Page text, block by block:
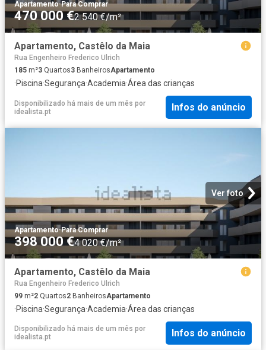
Apartamento·Para Comprar
470 000 €2 540 €/m²
Apartamento, Castêlo da Maia
Rua Engenheiro Frederico Ulrich
185 m²3 Quartos3 BanheirosApartamento
·Piscina·Segurança·Academia·Área das crianças
Disponibilizado há mais de um mês por
idealista.pt
Infos do anúncio
Ver foto
Apartamento·Para Comprar
398 000 €4 020 €/m²
Apartamento, Castêlo da Maia
Rua Engenheiro Frederico Ulrich
99 m²2 Quartos2 BanheirosApartamento
·Piscina·Segurança·Academia·Área das crianças
Disponibilizado há mais de um mês por
idealista.pt
Infos do anúncio